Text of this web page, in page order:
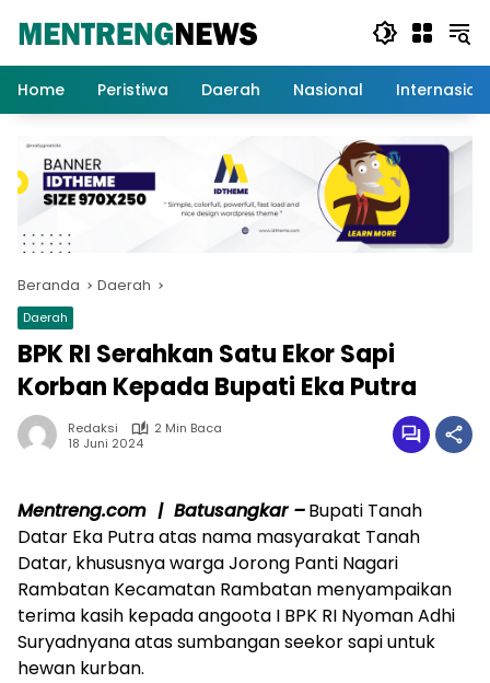
Home
Peristiwa Daerah Nasional
Beranda Daerah
Daerah
BPK RI Serahkan Satu Ekor Sapi
Korban Kepada Bupati Eka Putra
Redaksi
2 Min Baca
18 Juni 2024
Mentreng.com | Batusangkar –Bupati Tanah
Datar Eka Putra atas nama masyarakat Tanah
Datar, khususnya warga Jorong Panti Nagari
Rambatan Kecamatan Rambatan menyampaikan
terima kasih kepada angoota I BPK RI Nyoman Adhi
Suryadnyana atas sumbangan seekor sapi untuk
hewan kurban.